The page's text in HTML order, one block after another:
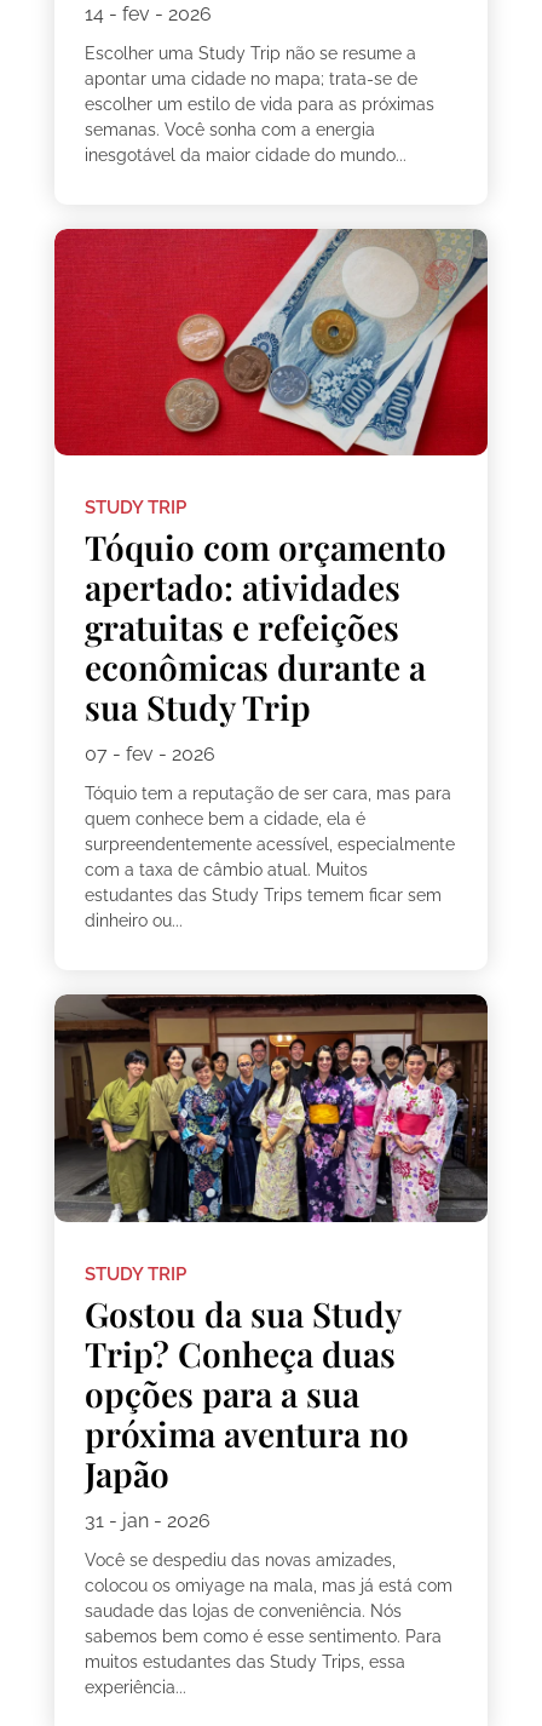
14 - fev - 2026
Escolher uma Study Trip não se resume a
apontar uma cidade no mapa; trata-se de
escolher um estilo de vida para as próximas
semanas. Você sonha com a energia
inesgotável da maior cidade do mundo...
STUDY TRIP
Tóquio com orçamento
apertado: atividades
gratuitas e refeições
econômicas durante a
sua Study Trip
07 - fev - 2026
Tóquio tem a reputação de ser cara, mas para
quem conhece bem a cidade, ela é
surpreendentemente acessível, especialmente
com a taxa de câmbio atual. Muitos
estudantes das Study Trips temem ficar sem
dinheiro ou...
STUDY TRIP
Gostou da sua Study
Trip? Conheça duas
opções para a sua
próxima aventura no
Japão
31 - jan - 2026
Você se despediu das novas amizades,
colocou os omiyage na mala, mas já está com
saudade das lojas de conveniência. Nós
sabemos bem como é esse sentimento. Para
muitos estudantes das Study Trips, essa
experiência...